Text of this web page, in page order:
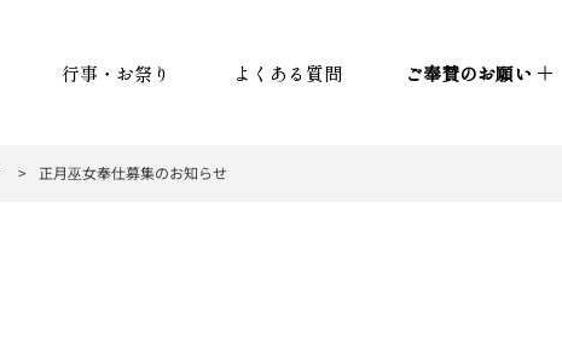
行事・お祭り よくある質問 ご奉賛のお願い
> 正月巫女奉仕募集のお知らせ